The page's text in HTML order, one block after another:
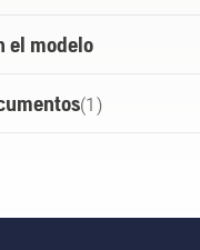
el modelo
(1 )